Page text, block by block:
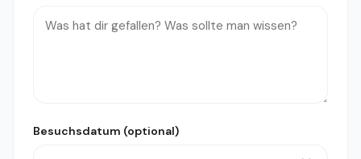
Besuchsdatum (optional)